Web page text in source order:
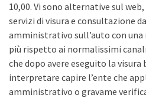
10,00. Vi sono alternative sul
servizi di visura e consultazione
amministrativo sull’auto con
più rispetto ai normalissimi
che dopo avere eseguito la visura
interpretare capire l’ente che
amministrativo o gravame